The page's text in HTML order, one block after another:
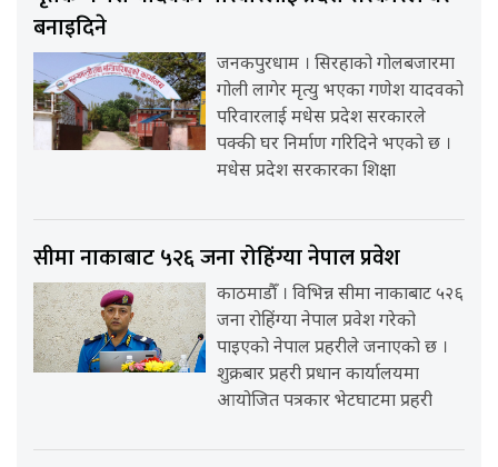
बनाइदिने
जनकपुरधाम । सिरहाको गोलबजारमा
गोली लागेर मृत्यु भएका गणेश यादवको
परिवारलाई मधेस प्रदेश सरकारले
पक्की घर निर्माण गरिदिने भएको छ ।
मधेस प्रदेश सरकारका शिक्षा
सीमा नाकाबाट ५२६ जना रोहिंग्या नेपाल प्रवेश
काठमाडौँ । विभिन्न सीमा नाकाबाट ५२६
जना रोहिंग्या नेपाल प्रवेश गरेको
पाइएको नेपाल प्रहरीले जनाएको छ ।
शुक्रबार प्रहरी प्रधान कार्यालयमा
आयोजित पत्रकार भेटघाटमा प्रहरी